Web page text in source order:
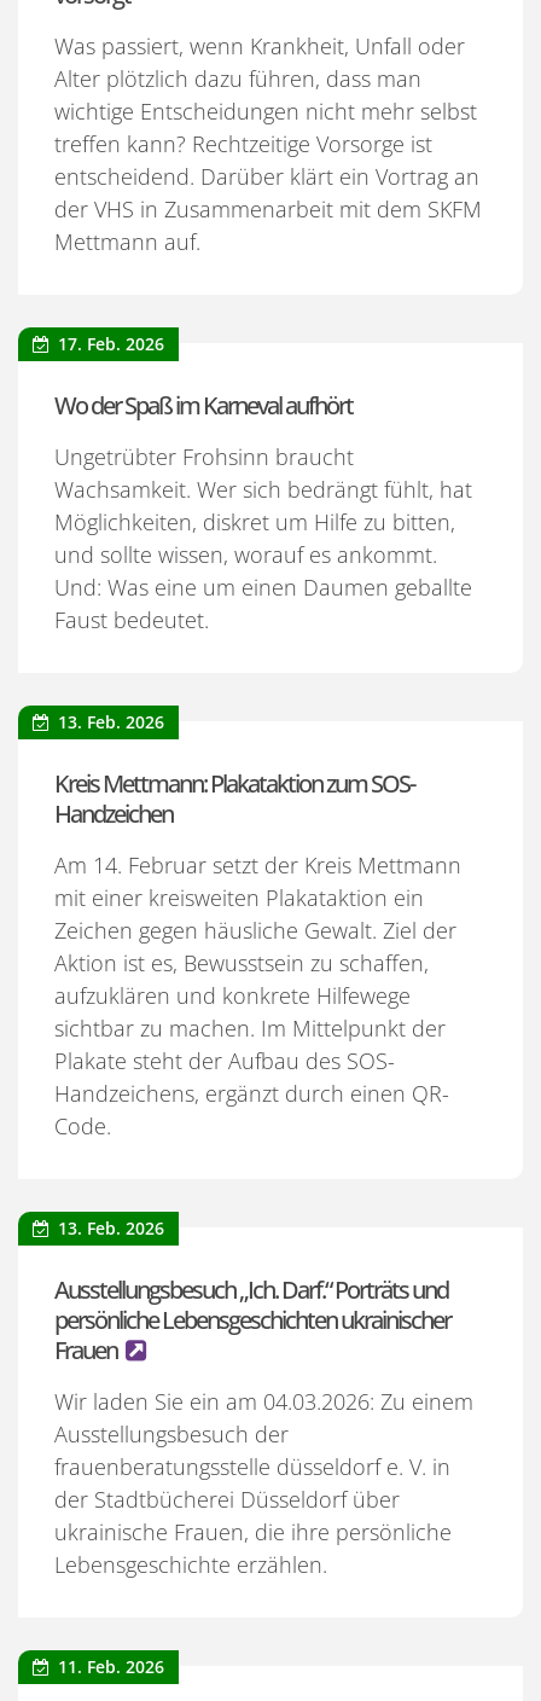
Was passiert, wenn Krankheit, Unfall oder
Alter plötzlich dazu führen, dass man
wichtige Entscheidungen nicht mehr selbst
treffen kann? Rechtzeitige Vorsorge ist
entscheidend. Darüber klärt ein Vortrag an
der VHS in Zusammenarbeit mit dem SKFM
Mettmann auf.
Wo der Spaß im Karneval aufhört
17. Feb. 2026
Ungetrübter Frohsinn braucht
Wachsamkeit. Wer sich bedrängt fühlt, hat
Möglichkeiten, diskret um Hilfe zu bitten,
und sollte wissen, worauf es ankommt.
Und: Was eine um einen Daumen geballte
Faust bedeutet.
Kreis Mettmann: Plakataktion zum SOS-
Handzeichen
13. Feb. 2026
Am 14. Februar setzt der Kreis Mettmann
mit einer kreisweiten Plakataktion ein
Zeichen gegen häusliche Gewalt. Ziel der
Aktion ist es, Bewusstsein zu schaffen,
aufzuklären und konkrete Hilfewege
sichtbar zu machen. Im Mittelpunkt der
Plakate steht der Aufbau des SOS-
Handzeichens, ergänzt durch einen QR-
Code.
Ausstellungsbesuch „Ich. Darf.“ Porträts und
persönliche Lebensgeschichten ukrainischer
Frauen
13. Feb. 2026
Wir laden Sie ein am 04.03.2026: Zu einem
Ausstellungsbesuch der
frauenberatungsstelle düsseldorf e. V. in
der Stadtbücherei Düsseldorf über
ukrainische Frauen, die ihre persönliche
Lebensgeschichte erzählen.
11. Feb. 2026